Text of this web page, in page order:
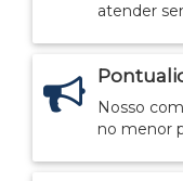
atender
Nosso
no menor